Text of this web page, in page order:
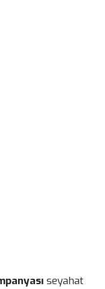
seyahat